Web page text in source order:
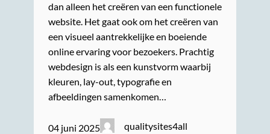
dan alleen het creëren van een functionele
website. Het gaat ook om het creëren van
een visueel aantrekkelijke en boeiende
online ervaring voor bezoekers. Prachtig
webdesign is als een kunstvorm waarbij
kleuren, lay-out, typografie en
afbeeldingen samenkomen…
04 juni 2025 qualitysites4all